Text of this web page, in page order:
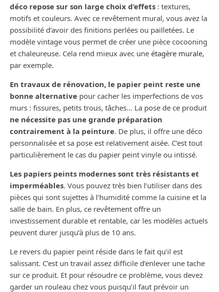
déco repose sur son large choix d’effets : textures,
motifs et couleurs. Avec ce revêtement mural, vous avez la
possibilité d’avoir des finitions perlées ou pailletées. Le
modèle vintage vous permet de créer une pièce cocooning
et chaleureuse. Cela rend mieux avec une étagère murale,
par exemple.
En travaux de rénovation, le papier peint reste une
bonne alternative pour cacher les imperfections de vos
murs : fissures, petits trous, tâches… La pose de ce produit
ne nécessite pas une grande préparation
contrairement à la peinture. De plus, il offre une déco
personnalisée et sa pose est relativement aisée. C’est tout
particulièrement le cas du papier peint vinyle ou intissé.
Les papiers peints modernes sont très résistants et
imperméables. Vous pouvez très bien l’utiliser dans des
pièces qui sont sujettes à l’humidité comme la cuisine et la
salle de bain. En plus, ce revêtement offre un
investissement durable et rentable, car les modèles actuels
peuvent durer jusqu’à plus de 10 ans.
Le revers du papier peint réside dans le fait qu’il est
salissant. C’est un travail assez difficile d’enlever une tache
sur ce produit. Et pour résoudre ce problème, vous devez
garder un rouleau chez vous puisqu’il faut prévoir un